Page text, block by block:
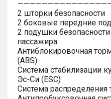
2 шторки безопасности
2 боковые передние
2 подушки
пассажира
Антиблокировочная
(ABS)
Система стабилизации
Эс-Си (ESC)
Система распределения